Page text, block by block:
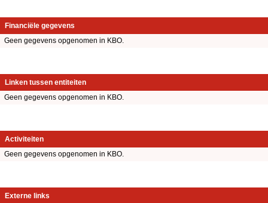
Financiële gegevens
Geen gegevens opgenomen in KBO.
Linken tussen entiteiten
Geen gegevens opgenomen in KBO.
Activiteiten
Geen gegevens opgenomen in KBO.
Externe links